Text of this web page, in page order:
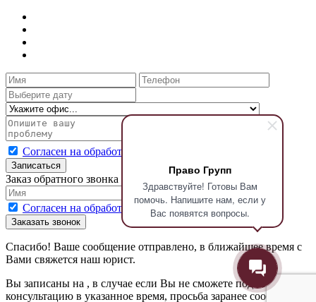
Право Групп
Здравствуйте! Готовы Вам
помочь. Напишите нам, если у
Вас появятся вопросы.
Согласен на обработку персональных данных
Записаться
Заказ обратного звонка
Согласен на обработку персональных данных
Заказать звонок
Спасибо! Ваше сообщение отправлено, в ближайшее время с
Вами свяжется наш юрист.
Вы записаны на , в случае если Вы не сможете подойти на
консультацию в указанное время, просьба заранее сообщить